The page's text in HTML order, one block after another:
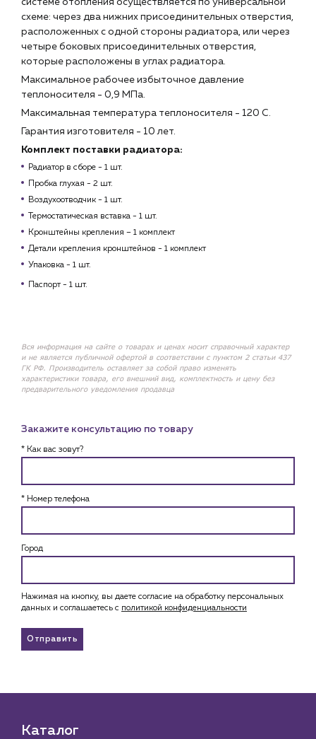
системе отопления осуществляется по универсальной
схеме: через два нижних присоединительных отверстия,
расположенных с одной стороны радиатора, или через
четыре боковых присоединительных отверстия,
которые расположены в углах радиатора.
Максимальное рабочее избыточное давление
теплоносителя - 0,9 МПа.
Максимальная температура теплоносителя - 120 С.
Гарантия изготовителя - 10 лет.
Комплект поставки радиатора:
Радиатор в сборе - 1 шт.
Пробка глухая - 2 шт.
Воздухоотводчик - 1 шт.
Термостатическая вставка - 1 шт.
Кронштейны крепления – 1 комплект
Детали крепления кронштейнов - 1 комплект
Упаковка - 1 шт.
Паспорт - 1 шт.
Вся информация на сайте о товарах и ценах носит справочный характер
и не является публичной офертой в соответствии с пунктом 2 статьи 437
ГК РФ. Производитель оставляет за собой право изменять
характеристики товара, его внешний вид, комплектность и цену без
предварительного уведомления продавца
Закажите консультацию по товару
* Как вас зовут?
* Номер телефона
Город
Нажимая на кнопку, вы даете согласие на обработку персональных
данных и соглашаетесь c политикой конфиденциальности
Отправить
Каталог